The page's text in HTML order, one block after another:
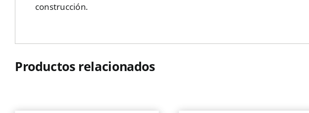
construcción.
Productos relacionados